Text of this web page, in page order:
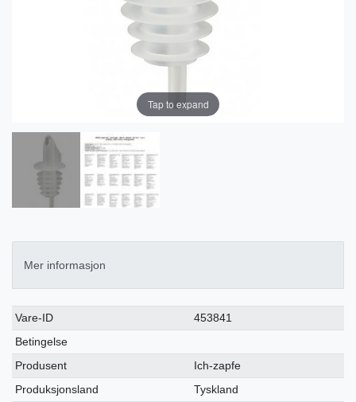
Tap to expand
Mer informasjon
Ceres::Template.singleItemTechnicalDataAttribute
Ceres::Template.singleItemTechnicalDataValue
Vare-ID
453841
Betingelse
Produsent
Ich-zapfe
Produksjonsland
Tyskland